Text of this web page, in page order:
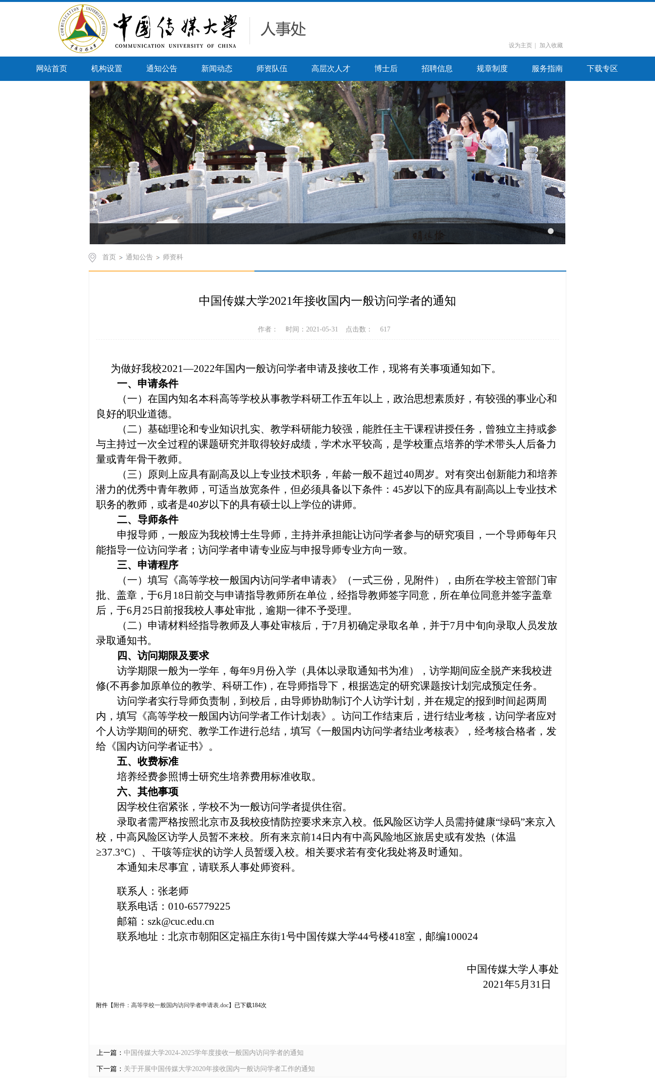
设为主页 加入收藏
网站首页 机构设置 通知公告 新闻动态 师资队伍 高层次人才 博士后 招聘信息 规章制度 服务指南 下载专区
首页 通知公告 师资科
中国传媒大学2021年接收国内一般访问学者的通知
作者： 时间：2021-05-31 点击数： 617
为做好我校2021—2022年国内一般访问学者申请及接收工作，现将有关事项通知如下。
一、申请条件
（一）在国内知名本科高等学校从事教学科研工作五年以上，政治思想素质好，有较强的事业心和
良好的职业道德。
（二）基础理论和专业知识扎实、教学科研能力较强，能胜任主干课程讲授任务，曾独立主持或参
与主持过一次全过程的课题研究并取得较好成绩，学术水平较高， 是学校重点培养的学术带头人后备力
量或青年骨干教师。
（三）原则上应具有副高及以上专业技术职务，年龄一般不超过40周岁。对有突出创新能力和培养
潜力的优秀中青年教师，可适当放宽条件，但必须具备以下条件：45岁以下的应具有副高以上专业技术
职务的教师，或者是40岁以下的具有硕士以上学位的讲师。
二、导师条件
申报导师，一般应为我校博士生导师，主持并承担能让访问学者参与的研究项目，一个导师每年只
能指导一位访问学者；访问学者申请专业应与申报导师专业方向一致。
三、申请程序
（一）填写《高等学校一般国内访问学者申请表》（一式三份，见附件），由所在学校主管部门审
批、盖章，于6月18日前交与申请指导教师所在单位，经指导教师签字同意，所在单位同意并签字盖章
后，于6月25日前报我校人事处审批，逾期一律不予受理。
（二）申请材料经指导教师及人事处审核后，于7月初确定录取名单，并于7月中旬向录取人员发放
录取通知书。
四、访问期限及要求
访学期限一般为一学年，每年9月份入学（具体以录取通知书为准），访学期间应全脱产来我校进
修(不再参加原单位的教学、科研工作)，在导师指导下，根据选定的研究课题按计划完成预定任务。
访问学者实行导师负责制，到校后，由导师协助制订个人访学计划，并在规定的报到时间起两周
内，填写《高等学校一般国内访问学者工作计划表》。访问工作结束后，进行结业考核，访问学者应对
个人访学期间的研究、教学工作进行总结，填写《一般国内访问学者结业考核表》，经考核合格者，发
给《国内访问学者证书》。
五、收费标准
培养经费参照博士研究生培养费用标准收取。
六、其他事项
因学校住宿紧张，学校不为一般访问学者提供住宿。
录取者需严格按照北京市及我校疫情防控要求来京入校。低风险区访学人员需持健康“绿码”来京入
校，中高风险区访学人员暂不来校。所有来京前14日内有中高风险地区旅居史或有发热（体温
≥37.3°C）、干咳等症状的访学人员暂缓入校。相关要求若有变化我处将及时通知。
本通知未尽事宜，请联系人事处师资科。
联系人：张老师
联系电话：010-65779225
邮箱：szk@cuc.edu.cn
联系地址：北京市朝阳区定福庄东街1号中国传媒大学44号楼418室，邮编100024
中国传媒大学人事处
2021年5月31日
附件【 附件：高等学校一般国内访问学者申请表.doc】已下载184次
上一篇： 中国传媒大学2024-2025学年度接收一般国内访问学者的通知
下一篇： 关于开展中国传媒大学2020年接收国内一般访问学者工作的通知